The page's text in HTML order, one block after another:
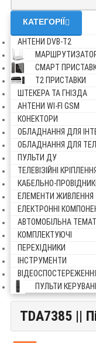
КАТЕГОРІЇ
АНТЕНИ DVB-Т2
СМАРТ
Т2 ПРИСТАВКИ
ШТЕКЕРА ТА ГНІЗДА
АНТЕНИ WI-FI GSM
КОНЕКТОРИ
ОБЛАДНАННЯ ДЛЯ
ОБЛАДНАННЯ ДЛЯ
ПУЛЬТИ ДУ
ТЕЛЕВІЗІЙНІ КРІПЛЕННЯ
КАБЕЛЬНО-
ЕЛЕМЕНТИ ЖИВЛЕННЯ
ЕЛЕКТРОННІ
АВТОМОБІЛЬНА
КОМПЛЕКТУЮЧІ
ПЕРЕХІДНИКИ
ІНСТРУМЕНТИ
ПУЛЬТИ
TDA7385 ||
TDA7385 ||